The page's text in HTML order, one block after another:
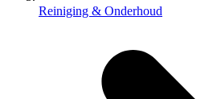
Reiniging & Onderhoud